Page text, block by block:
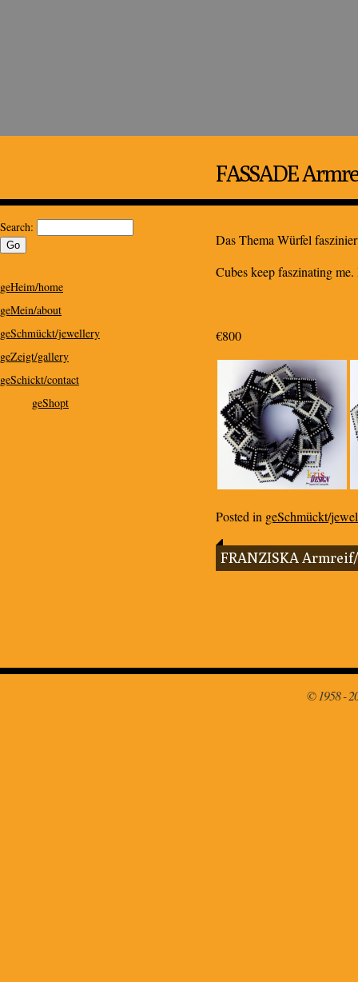
FASSADE
Das Thema Würfel
Cubes keep faszinating
€800
Posted in geSchmückt/
FRANZISKA
Search:
geHeim/home
geMein/about
geSchmückt/jewellery
geZeigt/gallery
geSchickt/contact
geShopt
© 1958 -